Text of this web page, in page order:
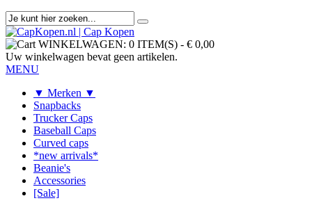
WINKELWAGEN: 0 ITEM(S) - € 0,00
Uw winkelwagen bevat geen artikelen.
MENU
▼ Merken ▼
Snapbacks
Trucker Caps
Baseball Caps
Curved caps
*new arrivals*
Beanie's
Accessories
[Sale]